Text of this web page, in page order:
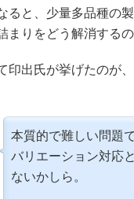
ると、少量多品種の
りをどう解消するの
出氏が挙げたのが
本質的で難しい問題
バリエーション対応
ないかしら。